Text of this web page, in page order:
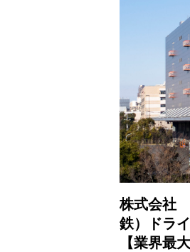
株式会社
鉄）ドラ
【業界最